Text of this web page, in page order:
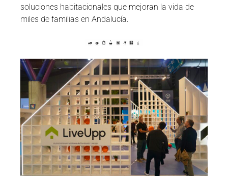
soluciones habitacionales que mejoran la vida de
miles de familias en Andalucía.